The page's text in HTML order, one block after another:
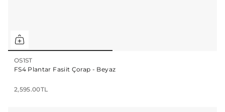
OS1ST
FS4 Plantar Fasiit Çorap - Beyaz
2,595.00TL